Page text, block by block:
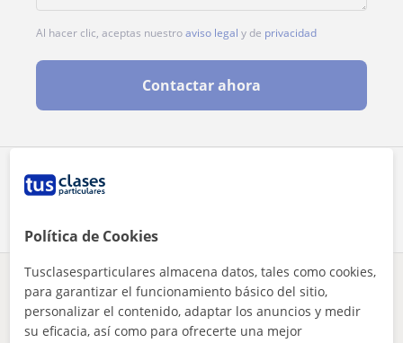
Comparte a este profesor
Al hacer clic, aceptas nuestroaviso legal y de privacidad
Contactar ahora
¿Hay algún error en este perfil?Cuéntanos
Tus clases particulares Primaria
Toledo
Política de Cookies
Tusclasesparticulares almacena datos, tales como cookies,
para garantizar el funcionamiento básico del sitio,
personalizar el contenido, adaptar los anuncios y medir
su eficacia, así como para ofrecerte una mejor